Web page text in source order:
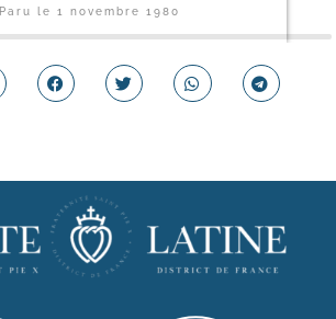
Paru le1 novembre 1980